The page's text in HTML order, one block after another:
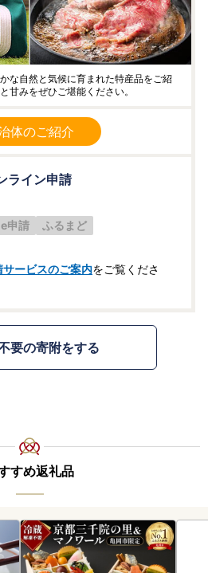
な自然と気候に育まれた特産品をご紹
甘みをぜひご堪能ください。
体のご紹介
ライン申請
申請
ふるまど
ービスのご案内をご覧くださ
要の寄附をする
すめ返礼品